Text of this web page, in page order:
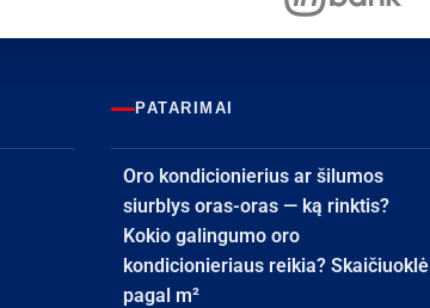
PATARIMAI
Oro kondicionierius ar šilumos
siurblys oras-oras — ką rinktis?
Kokio galingumo oro
kondicionieriaus reikia? Skaičiuoklė
pagal m²